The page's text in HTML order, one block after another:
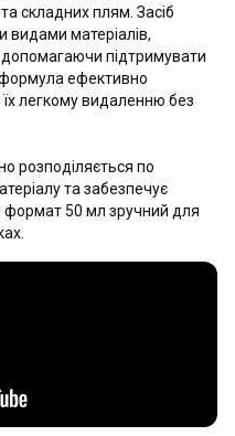
складних плям. Засіб
видами матеріалів,
підтримувати
ефективно
легкому видаленню без
розподіляється по
та забезпечує
50 мл зручний для